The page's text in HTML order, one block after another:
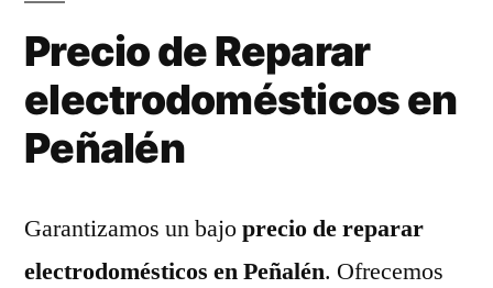
Precio de Reparar
electrodomésticos en
Peñalén
Garantizamos un bajoprecio de reparar
electrodomésticos en Peñalén. Ofrecemos